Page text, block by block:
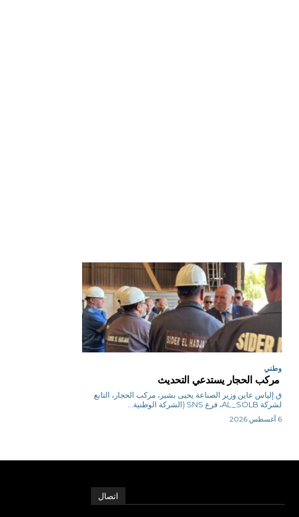
وطني
مركب الحجار يستدعي التحديث
ق.إلياس عاين وزير الصناعة يحيى بشير، مركب الحجار، التابع
لشركة AL_SOLB، فرع SNS (الشركة الوطنية...
6 أغسطس 2026
اتصال